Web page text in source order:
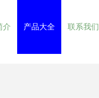
介 产品大全 联系我们